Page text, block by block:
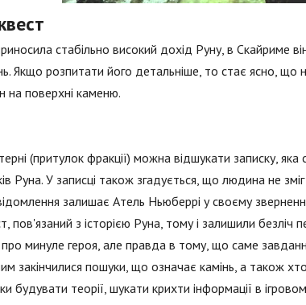
стабільно високий дохід Руну, в Скайриме
Якщо розпитати його детальніше, то стає ясно, що
на поверхні каменю.
(притулок фракції) можна відшукати записку, яка
Руна. У записці також згадується, що людина не
залишає Атель Ньюберрі у своєму
пов'язаний з історією Руна, тому і залишили безліч
про минуле героя, але правда в тому, що саме
закінчилися пошуки, що означає камінь, а також
будувати теорії, шукати крихти інформації в